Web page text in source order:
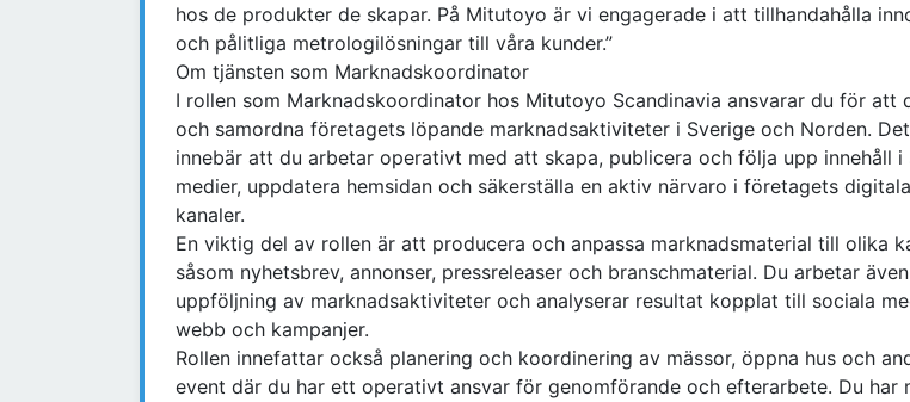
hos de produkter de skapar. På Mitutoyo är vi engagerade i att tillhandahålla
och pålitliga metrologilösningar till våra kunder.”
Om tjänsten som Marknadskoordinator
I rollen som Marknadskoordinator hos Mitutoyo Scandinavia ansvarar du för att
och samordna företagets löpande marknadsaktiviteter i Sverige och Norden. Det
innebär att du arbetar operativt med att skapa, publicera och följa upp innehåll i
medier, uppdatera hemsidan och säkerställa en aktiv närvaro i företagets digitala
kanaler.
En viktig del av rollen är att producera och anpassa marknadsmaterial till olika
såsom nyhetsbrev, annonser, pressreleaser och branschmaterial. Du arbetar
uppföljning av marknadsaktiviteter och analyserar resultat kopplat till sociala
webb och kampanjer.
Rollen innefattar också planering och koordinering av mässor, öppna hus och
event där du har ett operativt ansvar för genomförande och efterarbete. Du har